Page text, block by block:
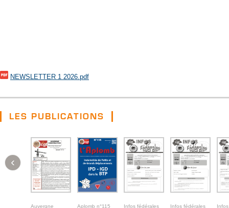
NEWSLETTER 1 2026.pdf
LES PUBLICATIONS
Auvergne
Aplomb n°115
Infos fédérales
Infos fédérales
‹